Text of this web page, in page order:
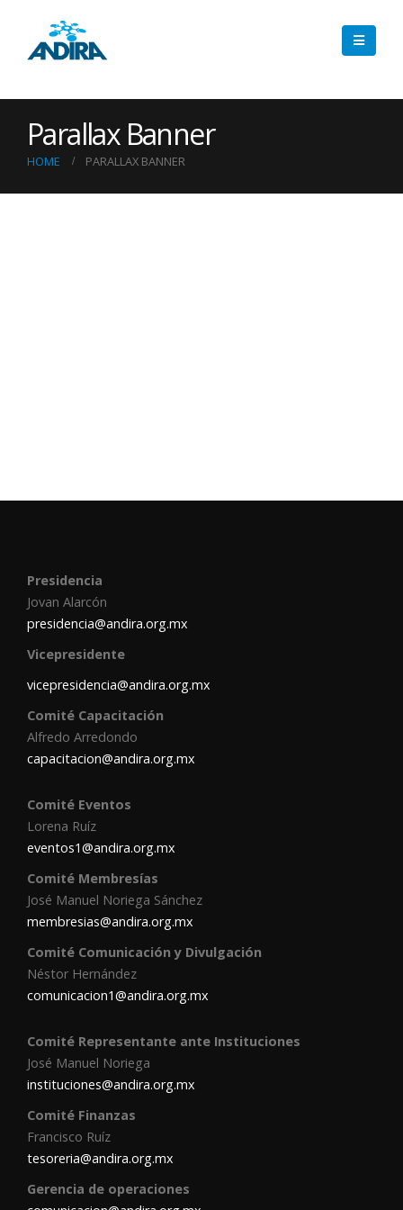
Parallax Banner
HOME PARALLAX BANNER
Presidencia
Jovan Alarcón
presidencia@andira.org.mx
Vicepresidente
vicepresidencia@andira.org.mx
Comité Capacitación
Alfredo Arredondo
capacitacion@andira.org.mx
Comité Eventos
Lorena Ruíz
eventos1@andira.org.mx
Comité Membresías
José Manuel Noriega Sánchez
membresias@andira.org.mx
Comité Comunicación y Divulgación
Néstor Hernández
comunicacion1@andira.org.mx
Comité Representante ante Instituciones
José Manuel Noriega
instituciones@andira.org.mx
Comité Finanzas
Francisco Ruíz
tesoreria@andira.org.mx
Gerencia de operaciones